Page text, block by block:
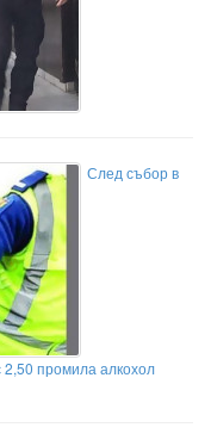
След събор в
промила алкохол